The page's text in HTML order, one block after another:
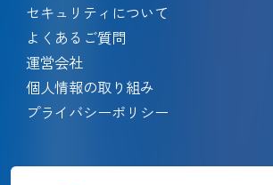
セキュリティについて
よくあるご質問
運営会社
個人情報の取り組み
プライバシーポリシー